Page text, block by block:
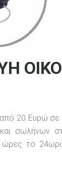
από 20 Ευρώ σε
σωλήνων
το